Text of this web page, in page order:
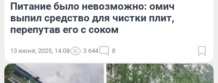
Питание было невозможно: омич
выпил средство для чистки плит,
перепутав его с соком
13 июня, 2025, 14:08 3 644 8